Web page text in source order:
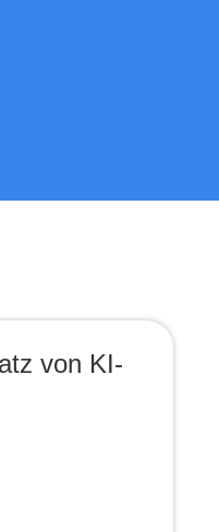
von KI-